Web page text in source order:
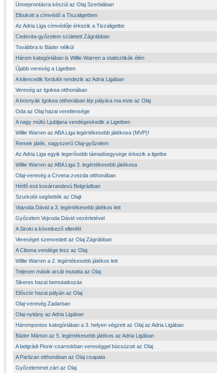
Ünneprontásra készül az Olaj Szerbiában
Elbukott a címvédő a Tiszaligetben
Az Adria Liga címvédője érkezik a Tiszaligetbe
Cedevita-győzelem született Zágrábban
Továbbra is Báder nélkül
Három kategóriában is Willie Warren a statisztikák élén
Újabb vereség a Ligetben
A kilencedik fordulót rendezik az Adria Ligában
Vereség az Igokea otthonában
A bosnyák Igokea otthonában lép pályára ma este az Olaj
Oda az Olaj hazai veretlensége
A nagy múltú Ljubljana vendégeskedik a Ligetben
Willie Warren az ABA Liga legértékesebb játékosa (MVP)!
Remek játék, nagyszerű Olaj-győzelem
Az Adria Liga egyik legerősebb támadóegysége érkezik a ligetbe
Willie Warren az ABA Liga 3. legértékesebb játékosa
Olaj-vereség a Crvena zvezda otthonában
Hétfő esti kosárrandevú Belgrádban
Szurkolói segítették az Olajt
Vojvoda Dávid a 3. legértékesebb játékos lett
Győzelem Vojvoda Dávid vezérletével
A Siroki a következő ellenfél
Vereséget szenvedett az Olaj Zágrábban
A Cibona vendége lesz az Olaj
Willie Warren a 2. legértékesebb játékos lett
Teljesen másik arcát mutatta az Olaj
Sikeres hazai bemutatkozás
Először hazai pályán az Olaj
Olaj-vereség Zadarban
Olaj-nyitány az Adria Ligában
Hárompontos kategóriában a 3. helyen végzett az Olaj az Adria Ligában
Báder Márton az 5. legértékesebb játékos az Adria Ligában
A belgrádi Pionir-csarnokban vereséggel búcsúzott az Olaj
A Partizan otthonában az Olaj csapata
Győzelemmel zárt az Olaj